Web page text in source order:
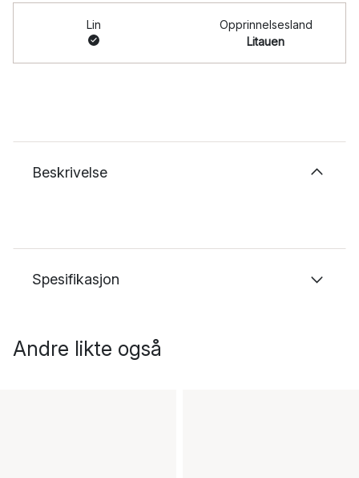
Lin
Opprinnelsesland
Litauen
Beskrivelse
Spesifikasjon
Andre likte også